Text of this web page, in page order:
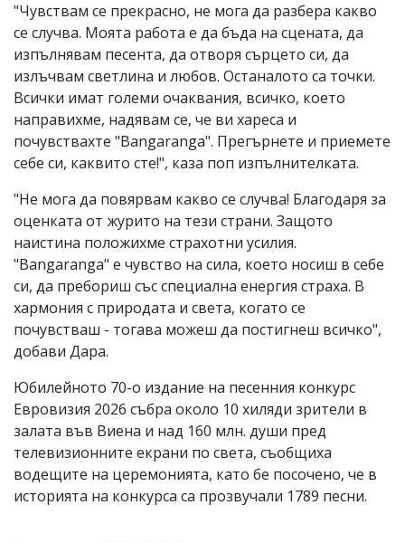
"Чувствам се прекрасно, не мога да разбера какво
се случва. Моята работа е да бъда на сцената, да
изпълнявам песента, да отворя сърцето си, да
излъчвам светлина и любов. Останалото са точки.
Всички имат големи очаквания, всичко, което
направихме, надявам се, че ви хареса и
почувствахте "Bangaranga". Прегърнете и приемете
себе си, каквито сте!", каза поп изпълнителката.
"Не мога да повярвам какво се случва! Благодаря за
оценката от журито на тези страни. Защото
наистина положихме страхотни усилия.
"Bangaranga" е чувство на сила, което носиш в себе
си, да пребориш със специална енергия страха. В
хармония с природата и света, когато се
почувстваш - тогава можеш да постигнеш всичко",
добави Дара.
Юбилейното 70-о издание на песенния конкурс
Евровизия 2026 събра около 10 хиляди зрители в
залата във Виена и над 160 млн. души пред
телевизионните екрани по света, съобщиха
водещите на церемонията, като бе посочено, че в
историята на конкурса са прозвучали 1789 песни.